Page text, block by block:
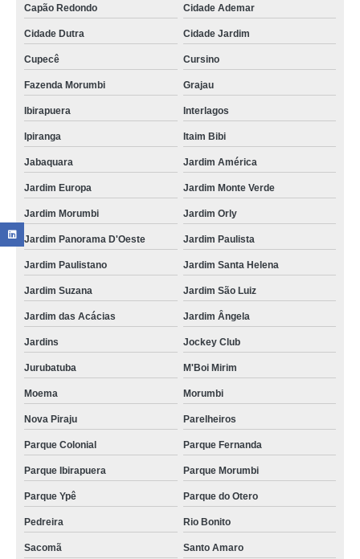
Capão Redondo Cidade Ademar
Cidade Dutra Cidade Jardim
Cupecê Cursino
Fazenda Morumbi Grajau
Ibirapuera Interlagos
Ipiranga Itaim Bibi
Jabaquara Jardim América
Jardim Europa Jardim Monte Verde
Jardim Morumbi Jardim Orly
Jardim Panorama D'Oeste Jardim Paulista
Jardim Paulistano Jardim Santa Helena
Jardim Suzana Jardim São Luiz
Jardim das Acácias Jardim Ângela
Jardins Jockey Club
Jurubatuba M'Boi Mirim
Moema Morumbi
Nova Piraju Parelheiros
Parque Colonial Parque Fernanda
Parque Ibirapuera Parque Morumbi
Parque Ypê Parque do Otero
Pedreira Rio Bonito
Sacomã Santo Amaro